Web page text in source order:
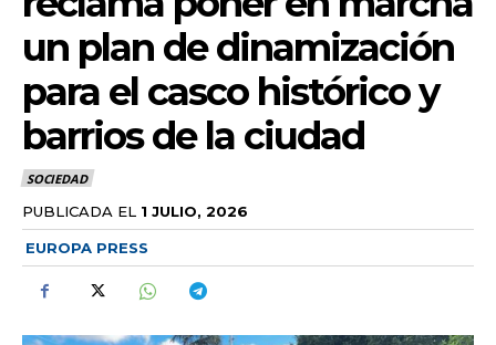
un plan de dinamización
para el casco histórico y
barrios de la ciudad
SOCIEDAD
PUBLICADA EL 1 JULIO, 2026
EUROPA PRESS